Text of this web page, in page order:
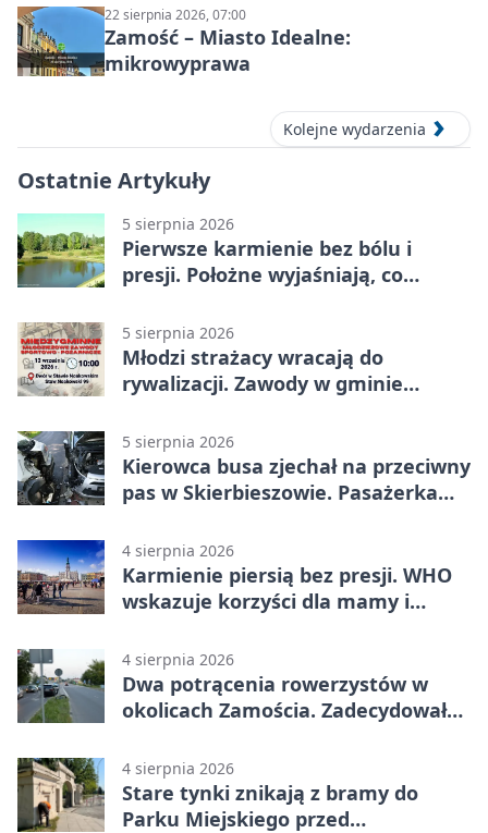
22 sierpnia 2026, 07:00
Zamość – Miasto Idealne:
mikrowyprawa
Kolejne wydarzenia
Ostatnie Artykuły
5 sierpnia 2026
Pierwsze karmienie bez bólu i
presji. Położne wyjaśniają, co
5 sierpnia 2026
Młodzi strażacy wracają do
rywalizacji. Zawody w gminie
5 sierpnia 2026
Kierowca busa zjechał na przeciwny
pas w Skierbieszowie. Pasażerka
4 sierpnia 2026
Karmienie piersią bez presji. WHO
wskazuje korzyści dla mamy i
4 sierpnia 2026
Dwa potrącenia rowerzystów w
okolicach Zamościa. Zadecydowało
4 sierpnia 2026
Stare tynki znikają z bramy do
Parku Miejskiego przed